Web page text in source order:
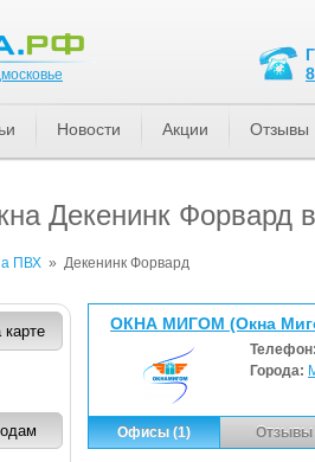
Декенинк Форвард
ПВХ » Декенинк Форвард
ОКНА МИГОМ (Окна
Города:
Офисы (1) Отзывы
карте
Новости Акции Отзывы